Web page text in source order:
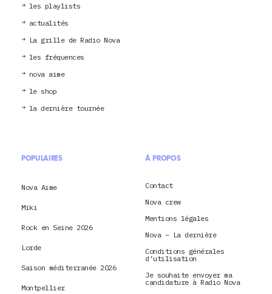
les playlists
actualités
La grille de Radio Nova
les fréquences
nova aime
le shop
la dernière tournée
POPULAIRES
Nova Aime
Miki
Rock en Seine 2026
Lorde
Saison méditerranée 2026
Montpellier
À PROPOS
Contact
Nova crew
Mentions légales
Nova – La dernière
Conditions générales
d’utilisation
Je souhaite envoyer ma
candidature à Radio Nova